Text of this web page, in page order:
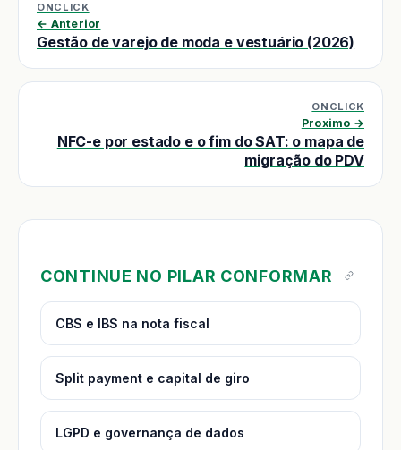
ONCLICK
← Anterior
Gestão de varejo de moda e vestuário (2026)
ONCLICK
Proximo →
NFC-e por estado e o fim do SAT: o mapa de
migração do PDV
CONTINUE NO PILAR CONFORMAR
CBS e IBS na nota fiscal
Split payment e capital de giro
LGPD e governança de dados